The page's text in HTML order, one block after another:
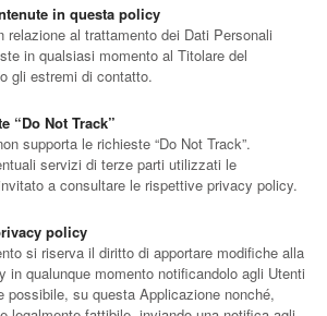
in questa policy
relazione al trattamento dei Dati Personali
in qualsiasi momento al Titolare del
gli estremi di contatto.
“Do Not Track”
supporta le richieste “Do Not Track”.
servizi di terze parti utilizzati le
a consultare le rispettive privacy policy.
policy
si riserva il diritto di apportare modifiche alla
in qualunque momento notificandolo agli Utenti
possibile, su questa Applicazione nonché,